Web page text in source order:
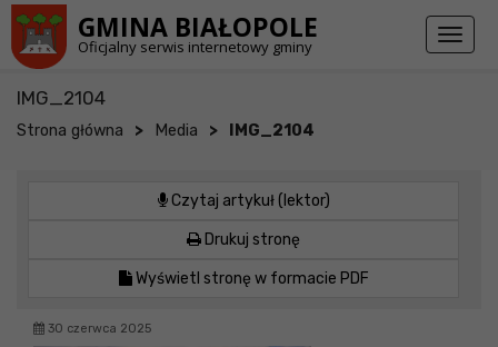
GMINA BIAŁOPOLE
Oficjalny serwis internetowy gminy
Toggle
IMG_2104
Strona główna > Media > IMG_2104
Czytaj artykuł (lektor)
Drukuj stronę
Wyświetl stronę w formacie PDF
30 czerwca 2025